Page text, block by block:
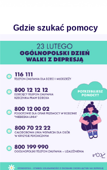
Gdzie szukać pomocy